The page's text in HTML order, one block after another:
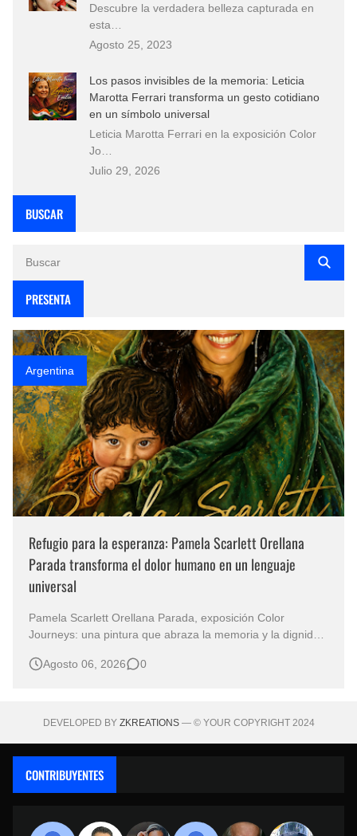
Descubre la verdadera belleza capturada en
esta…
Agosto 25, 2023
Los pasos invisibles de la memoria: Leticia
Marotta Ferrari transforma un gesto cotidiano
en un símbolo universal
Leticia Marotta Ferrari en la exposición Color
Jo…
Julio 29, 2026
BUSCAR
PRESENTA
Argentina
Refugio para la esperanza: Pamela Scarlett Orellana
Parada transforma el dolor humano en un lenguaje
universal
Pamela Scarlett Orellana Parada, exposición Color
Journeys: una pintura que abraza la memoria y la dignidad
obras no necesitan levantar la voz para permanecer en la
Agosto 06, 2026 0
DEVELOPED BY ZKREATIONS— © YOUR COPYRIGHT 2024
CONTRIBUYENTES